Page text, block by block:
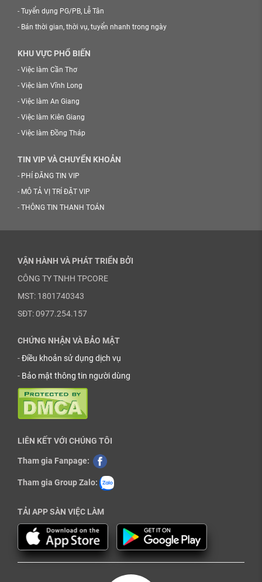
- Tuyển dụng PG/PB, Lễ Tân
- Bán thời gian, thời vụ, tuyển nhanh trong ngày
KHU VỰC PHỔ BIẾN
- Việc làm Cần Thơ
- Việc làm Vĩnh Long
- Việc làm An Giang
- Việc làm Kiên Giang
- Việc làm Đồng Tháp
TIN VIP VÀ CHUYỂN KHOẢN
- PHÍ ĐĂNG TIN VIP
- MÔ TẢ VỊ TRÍ ĐẶT VIP
- THÔNG TIN THANH TOÁN
VẬN HÀNH VÀ PHÁT TRIỂN BỞI
CÔNG TY TNHH TPCORE
MST: 1801740343
SĐT: 0977.254.157
CHỨNG NHẬN VÀ BẢO MẬT
-Điều khoản sử dụng dịch vụ
- Bảo mật thông tin người dùng
LIÊN KẾT VỚI CHÚNG TÔI
Tham gia Fanpage:
Tham gia Group Zalo:
TẢI APP SÀN VIỆC LÀM